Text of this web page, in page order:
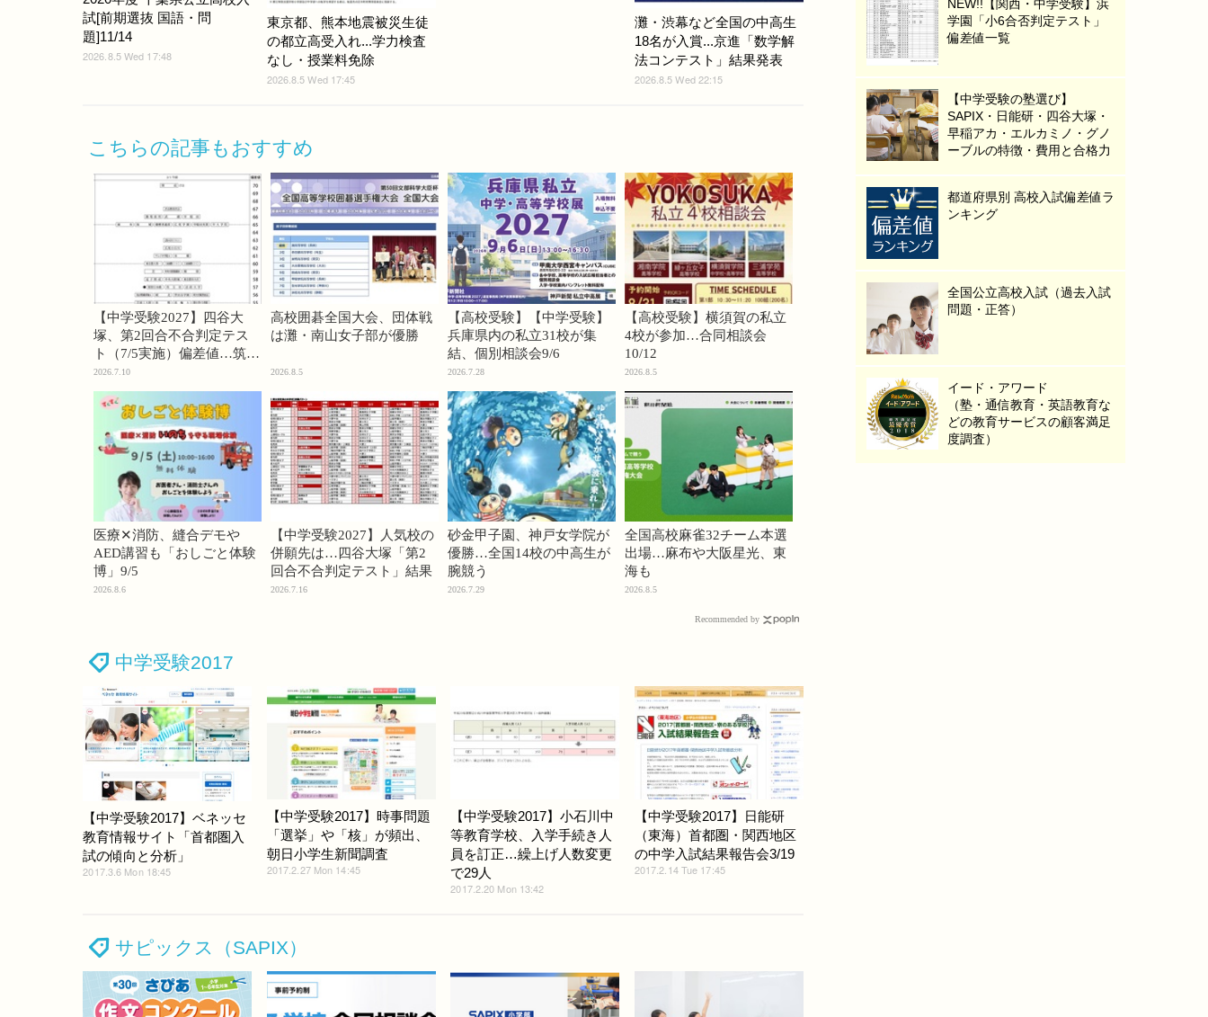
試[前期選抜 国語・問
題]11/14
2026.8.5 Wed 17:48
東京都、熊本地震被災生徒
の都立高受入れ...学力検査
なし・授業料免除
2026.8.5 Wed 17:45
灘・渋幕など全国の中高生
18名が入賞...京進「数学解
法コンテスト」結果発表
2026.8.5 Wed 22:15
こちらの記事もおすすめ
【中学受験2027】四谷大
塚、第2回合不合判定テス
ト（7/5実施）偏差値…筑駒
74・桜蔭70＜PR＞
2026.7.10
高校囲碁全国大会、団体戦
は灘・南山女子部が優勝
2026.8.5
【高校受験】【中学受験】
兵庫県内の私立31校が集
結、個別相談会9/6
2026.7.28
【高校受験】横須賀の私立
4校が参加…合同相談会
10/12
2026.8.5
医療✕消防、縫合デモや
AED講習も「おしごと体験
博」9/5
2026.8.6
【中学受験2027】人気校の
併願先は…四谷大塚「第2
回合不合判定テスト」結果
2026.7.16
砂金甲子園、神戸女学院が
優勝…全国14校の中高生が
腕競う
2026.7.29
全国高校麻雀32チーム本選
出場…麻布や大阪星光、東
海も
2026.8.5
Recommended by
中学受験2017
【中学受験2017】ベネッセ
教育情報サイト「首都圏入
試の傾向と分析」
2017.3.6 Mon 18:45
【中学受験2017】時事問題
「選挙」や「核」が頻出、
朝日小学生新聞調査
2017.2.27 Mon 14:45
【中学受験2017】小石川中
等教育学校、入学手続き人
員を訂正…繰上げ人数変更
で29人
2017.2.20 Mon 13:42
【中学受験2017】日能研
（東海）首都圏・関西地区
の中学入試結果報告会3/19
2017.2.14 Tue 17:45
サピックス（SAPIX）
NEW!!【関西・中学受験】浜
学園「小6合否判定テスト」
偏差値一覧
【中学受験の塾選び】
SAPIX・日能研・四谷大塚・
早稲アカ・エルカミノ・グノ
ーブルの特徴・費用と合格力
都道府県別 高校入試偏差値ラ
ンキング
全国公立高校入試（過去入試
問題・正答）
イード・アワード
（塾・通信教育・英語教育な
どの教育サービスの顧客満足
度調査）